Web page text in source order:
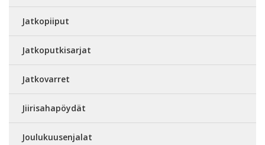
Jatkopiiput
Jatkoputkisarjat
Jatkovarret
Jiirisahapöydät
Joulukuusenjalat